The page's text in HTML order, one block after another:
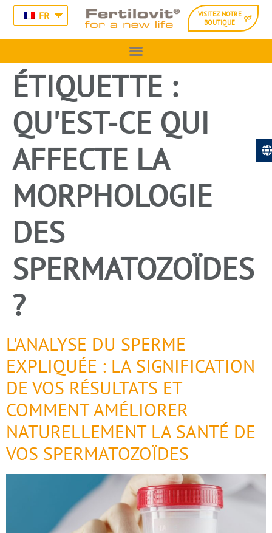
FR
VISITEZ NOTRE
BOUTIQUE
ÉTIQUETTE :
QU'EST-CE QUI
AFFECTE LA
MORPHOLOGIE
DES
SPERMATOZOÏDES
?
L'ANALYSE DU SPERME
EXPLIQUÉE : LA SIGNIFICATION
DE VOS RÉSULTATS ET
COMMENT AMÉLIORER
NATURELLEMENT LA SANTÉ DE
VOS SPERMATOZOÏDES